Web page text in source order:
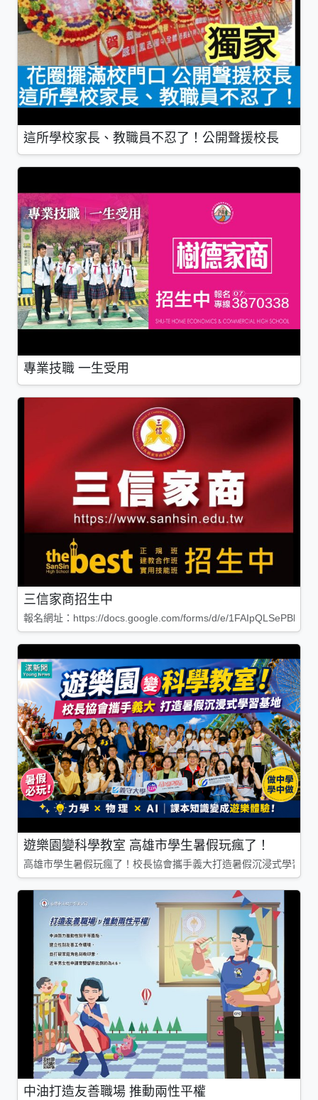
這所學校家長、教職員不忍了！公開聲援校長
專業技職 一生受用
三信家商招生中
報名網址：https://docs.google.com/forms/d/e/
遊樂園變科學教室 高雄市學生暑假玩瘋了！
高雄市學生暑假玩瘋了！校長協會攜手義大打造暑假沉浸式學習基
中油打造友善職場 推動兩性平權